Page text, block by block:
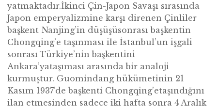
yatmaktadır.İkinci Çin-Japon Savaşı sırasında
Japon emperyalizmine karşı direnen Çinliler
başkent Nanjing’in düşüşüsonrası başkentin
Chongqing’e taşınması ile İstanbul’un işgali
sonrası Türkiye’nin başkentini
Ankara’yataşıması arasında bir analoji
kurmuştur. Guomindang hükümetinin 21
Kasım 1937’de başkenti Chongqing’etaşındığını
ilan etmesinden sadece iki hafta sonra 4 Aralık